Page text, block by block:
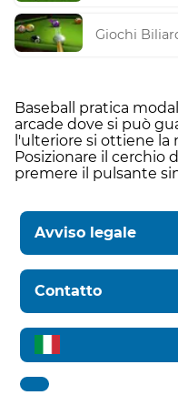
Giochi
Baseball pratica
arcade dove si può
l'ulteriore si ottiene la
Posizionare il cerchio
premere il pulsante
Avviso legale
Contatto